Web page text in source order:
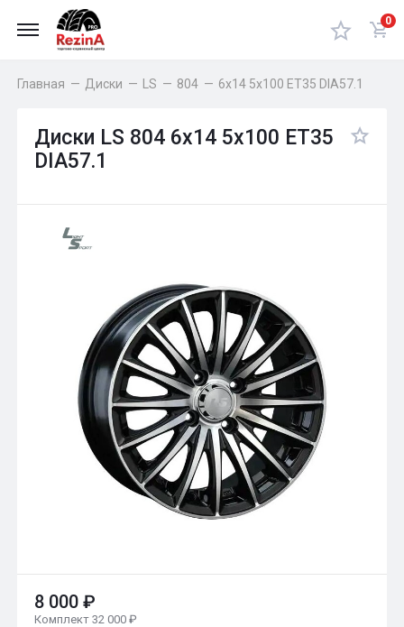
0
Главная — Диски — LS — 804 — 6x14 5x100 ET35 DIA57.1
Диски LS 804 6x14 5x100 ET35
DIA57.1
8 000 ₽
Комплект 32 000 ₽